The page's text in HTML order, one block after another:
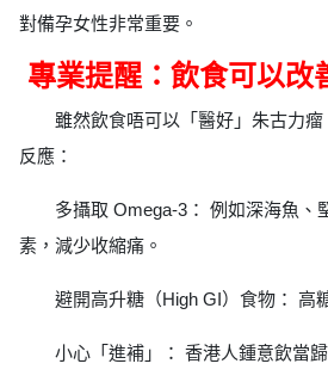
對備孕女性非常重要。
專業提醒：飲食可以改
雖然飲食唔可以「醫好」朱古力
反應：
多攝取 Omega-3： 例如深海魚、
素，減少收縮痛。
避開高升糖（High GI）食物： 高
小心「進補」： 香港人鍾意飲當